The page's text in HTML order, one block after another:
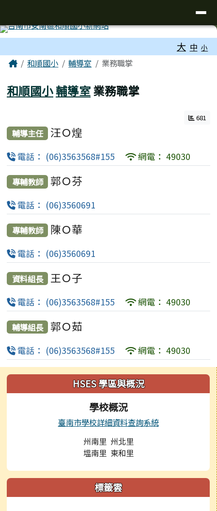
大 中 小
主內容區域
Home和順國小 輔導室 業務職掌
和順國小輔導室業務職掌
681
輔導主任 汪Ｏ煌
電話： (06)3563568#155 網電： 49030
專輔教師 郭Ｏ芬
電話： (06)3560691
專輔教師 陳Ｏ華
電話： (06)3560691
資料組長 王Ｏ子
電話： (06)3563568#155 網電： 49030
輔導組長 郭Ｏ茹
電話： (06)3563568#155 網電： 49030
左邊區域內容HSES 學區與概況
學校概況
臺南市學校詳細資料查詢系統
州南里 州北里
塭南里 東和里
標籤雲
頁尾區域